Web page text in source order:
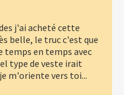
j'ai acheté cette
belle, le truc c'est que
temps en temps avec
type de veste irait
m'oriente vers toi...